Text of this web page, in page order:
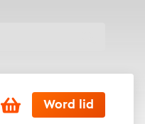
Winkelwagen
Word lid